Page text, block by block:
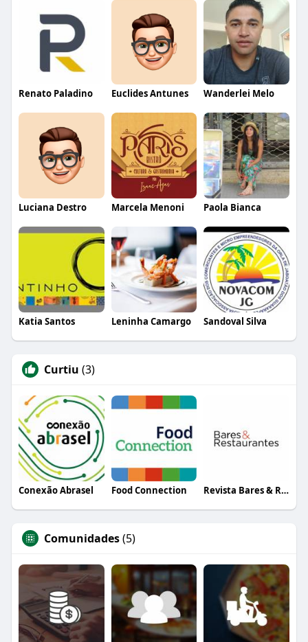
Renato Paladino Euclides Antunes Wanderlei Melo
Luciana Destro Marcela Menoni Paola Bianca
Katia Santos Leninha Camargo Sandoval Silva
Curtiu (3)
Conexão Abrasel Food Connection Revista Bares & Restaurantes
Comunidades(5)